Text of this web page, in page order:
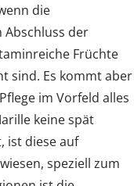
die
der
Früchte
sind. Es kommt aber
im Vorfeld alles
keine spät
ist diese auf
speziell zum